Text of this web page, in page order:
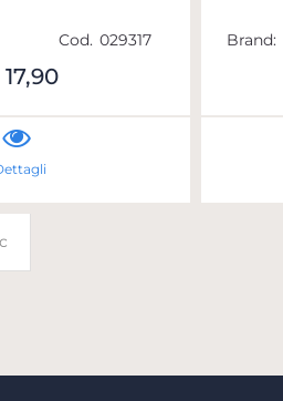
Cod. 029317 Brand: